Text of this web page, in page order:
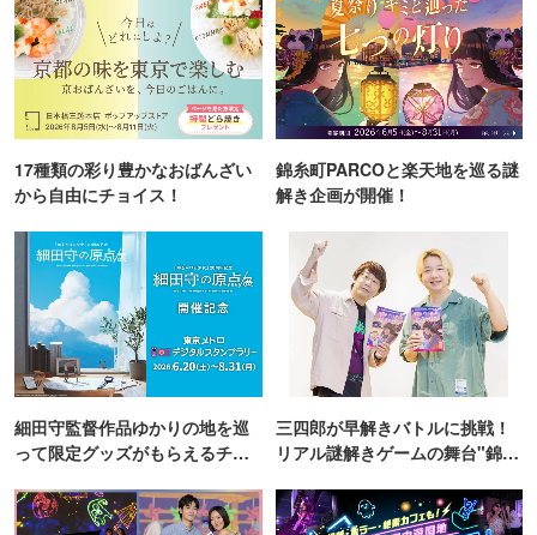
17種類の彩り豊かなおばんざい
から自由にチョイス！
錦糸町PARCOと楽天地を巡る謎
解き企画が開催！
細田守監督作品ゆかりの地を巡
って限定グッズがもらえるチャ
三四郎が早解きバトルに挑戦！
リアル謎解きゲームの舞台"錦糸